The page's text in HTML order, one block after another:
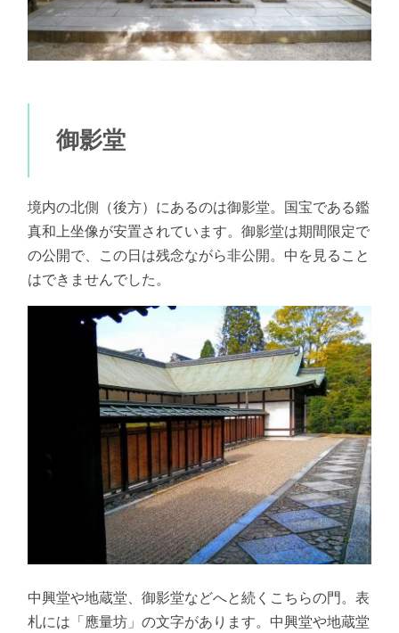
御影堂
境内の北側（後方）にあるのは御影堂。国宝である鑑
真和上坐像が安置されています。御影堂は期間限定で
の公開で、この日は残念ながら非公開。中を見ること
はできませんでした。
中興堂や地蔵堂、御影堂などへと続くこちらの門。表
札には「應量坊」の文字があります。中興堂や地蔵堂